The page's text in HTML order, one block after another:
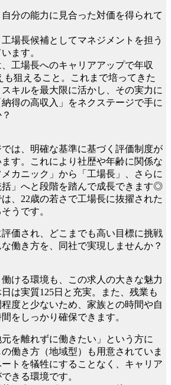
分の能力に見合った対価を得られて
場長候補としてマネジメントを担う
ます。
工場長へのキャリアアップで年収
も狙えること。これまで培ってきた
キルを最大限に活かし、その実力に
得の高収入」をネクステージで手に
は、明確な基準に基づく評価制度が
す。これにより社歴や年齢に関係な
メカニック」から「工場長」、さらに
括」へと段階を踏んで成長できます◎
、22歳の若さで工場長に抜擢された
うです。
価され、どこまでも高い目標に挑戦
働き方を、同社で実現しませんか？
ける環境も、この求人の大きな魅力
は実質125日と充実。また、残業も
程度と少ないため、家族との時間や自
をしっかり確保できます。
を離れずに働きたい」という方に
働き方（地域型）も用意されていま
トを犠牲にすることなく、キャリア
きる環境です。